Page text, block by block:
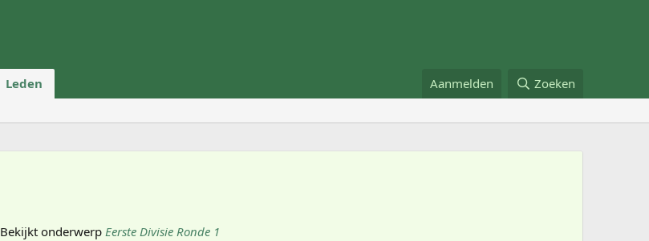
Leden Aanmelden Zoeken
Bekijkt onderwerp Eerste Divisie Ronde 1